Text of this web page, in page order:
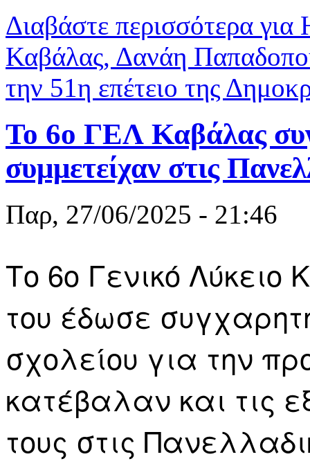
Διαβάστε περισσότερα για
Καβάλας, Δανάη
την 51η επέτειο της
Το 6ο ΓΕΛ Καβάλας
συμμετείχαν στις
Παρ, 27/06/2025 - 21:46
Το 6ο Γενικό
του έδωσε
σχολείου για την
κατέβαλαν και τις
τους στις